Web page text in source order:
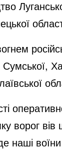
Сумської,
ворог вів
наші